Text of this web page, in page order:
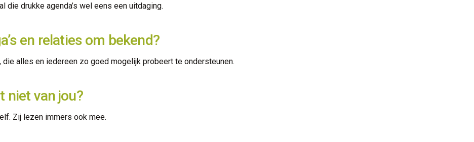
die drukke agenda’s wel eens een uitdaging.
en relaties om bekend?
alles en iedereen zo goed mogelijk probeert te ondersteunen.
niet van jou?
Zij lezen immers ook mee.